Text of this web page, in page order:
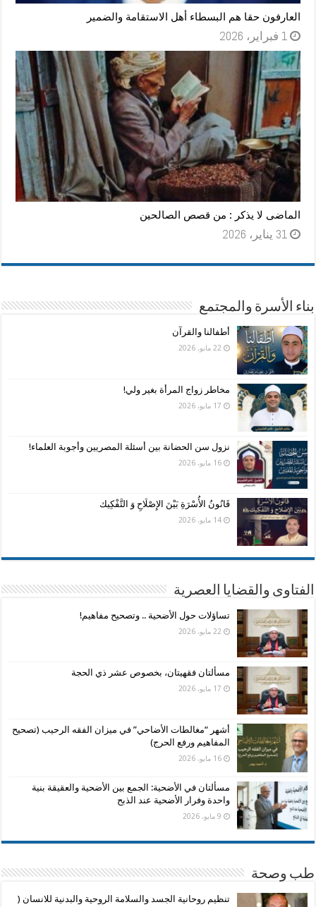
العارفون حقا هم البسطاء أهل الاستقامة والضمير
1 فبراير، 2026
الماضى لا يذكر : من قصص الصالحين
31 يناير، 2026
بناء الأسرة والمجتمع
أطفالنا والقرآن
22 مايو، 2026
مخاطر زواج المرأة بغير ولي!
17 مايو، 2026
نزول سن الحضانة بين أسئلة المصريين وأجوبة العلماء!
16 مايو، 2026
قَانُونُ الأُسْرَةِ بَيْنَ الإِصْلَاحِ وَ التَّفْكِيك
14 مايو، 2026
الفتاوى والقضايا العصرية
تساؤلات حول الأضحية .. وتصحيح مفاهيم!
22 مايو، 2026
مسألتان فقهيتان، بخصوص عشر ذي الحجة
17 مايو، 2026
أشهر “مغالطات الأضاحي” في ميزان الفقه الرحيب (تصحيح
المفاهيم ورفع الحرج)
16 مايو، 2026
مسألتان في الأضحية: الجمع بين الأضحية والعقيقة بنية
واحدة وفرار الأضحية عند الذبح
9 مايو، 2026
طب وصحة
تنظيم روحانية الجسد والسلامة الروحية والبدنية للانسان (